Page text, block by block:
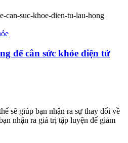
để cân sức khỏe điện tử
sẽ giúp bạn nhận ra sự thay đổi về
nhận ra giá trị tập luyện để giảm